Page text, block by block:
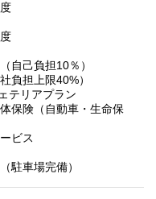
自己負担10％）
負担上限40%）
テリアプラン
保険（自動車・生命保
ビス
駐車場完備）